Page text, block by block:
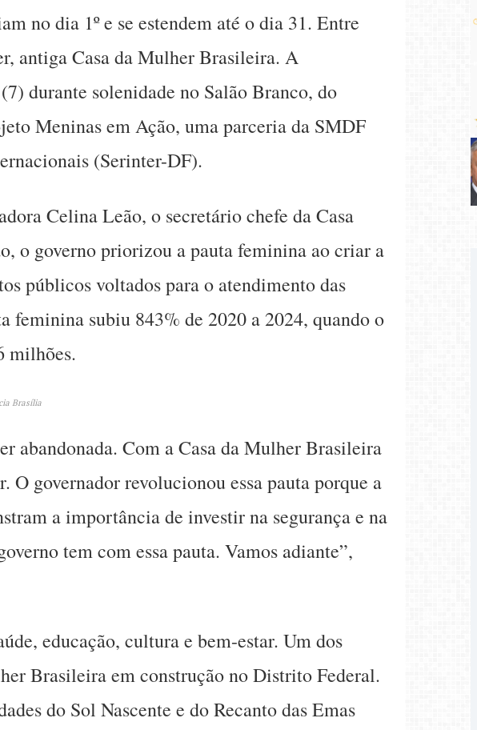
no dia 1º e se estendem até o dia 31. Entre
antiga Casa da Mulher Brasileira. A
durante solenidade no Salão Branco, do
Meninas em Ação, uma parceria da SMDF
(Serinter-DF).
Celina Leão, o secretário chefe da Casa
o governo priorizou a pauta feminina ao criar a
públicos voltados para o atendimento das
feminina subiu 843% de 2020 a 2024, quando o
milhões.
Brasília
abandonada. Com a Casa da Mulher Brasileira
governador revolucionou essa pauta porque a
a importância de investir na segurança e na
tem com essa pauta. Vamos adiante”,
educação, cultura e bem-estar. Um dos
Brasileira em construção no Distrito Federal.
do Sol Nascente e do Recanto das Emas